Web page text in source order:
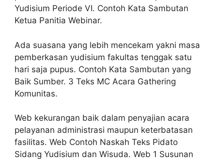
Yudisium Periode VI. Contoh Kata Sambutan
Ketua Panitia Webinar.
Ada suasana yang lebih mencekam yakni masa
pemberkasan yudisium fakultas tenggak satu
hari saja pupus. Contoh Kata Sambutan yang
Baik Sumber. 3 Teks MC Acara Gathering
Komunitas.
Web kekurangan baik dalam penyajian acara
pelayanan administrasi maupun keterbatasan
fasilitas. Web Contoh Naskah Teks Pidato
Sidang Yudisium dan Wisuda. Web 1 Susunan